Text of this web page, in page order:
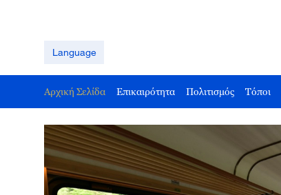
Language
Αρχική Σελίδα Επικαιρότητα Πολιτισμός Τόποι